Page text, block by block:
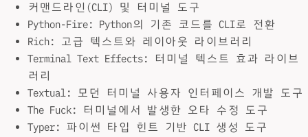
커맨드라인(CLI) 및 터미널 도구
Python-Fire: Python의 기존 코드를 CLI로 전환
Rich: 고급 텍스트와 레이아웃 라이브러리
Terminal Text Effects: 터미널 텍스트 효과 라이브
러리
Textual: 모던 터미널 사용자 인터페이스 개발 도구
The Fuck: 터미널에서 발생한 오타 수정 도구
Typer: 파이썬 타입 힌트 기반 CLI 생성 도구